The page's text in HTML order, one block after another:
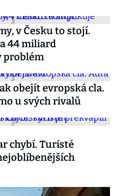
v Česku to stojí.
44 miliard
problém
obejít evropská cla.
u svých rivalů
chybí. Turisté